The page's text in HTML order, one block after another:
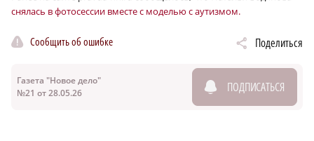
снялась в фотосессии вместе с моделью с аутизмом.
Сообщить об ошибке Поделиться
Газета "Новое дело"
№21 от 28.05.26
ПОДПИСАТЬСЯ